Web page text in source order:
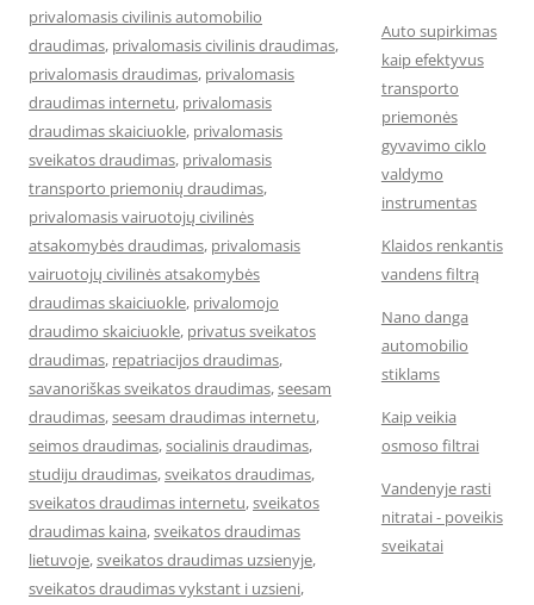
privalomasis civilinis automobilio
draudimas, privalomasis civilinis draudimas,
privalomasis draudimas, privalomasis
draudimas internetu, privalomasis
draudimas skaiciuokle, privalomasis
sveikatos draudimas, privalomasis
transporto priemonių draudimas,
privalomasis vairuotojų civilinės
atsakomybės draudimas, privalomasis
vairuotojų civilinės atsakomybės
draudimas skaiciuokle, privalomojo
draudimo skaiciuokle, privatus sveikatos
draudimas, repatriacijos draudimas,
savanoriškas sveikatos draudimas,seesam
draudimas,seesam draudimas internetu,
seimos draudimas,socialinis draudimas,
studiju draudimas,sveikatos draudimas,
sveikatos draudimas internetu,sveikatos
draudimas kaina,sveikatos draudimas
lietuvoje,sveikatos draudimas uzsienyje,
sveikatos draudimas vykstant i uzsieni,
Auto supirkimas
kaip efektyvus
transporto
priemonės
gyvavimo ciklo
valdymo
instrumentas
Klaidos renkantis
vandens filtrą
Nano danga
automobilio
stiklams
Kaip veikia
osmoso filtrai
Vandenyje rasti
nitratai - poveikis
sveikatai